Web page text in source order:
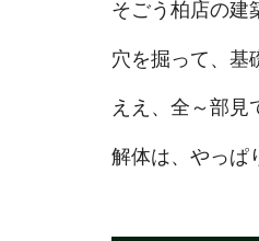
そごう柏店の建
穴を掘って、基
ええ、全～部見
解体は、やっぱ